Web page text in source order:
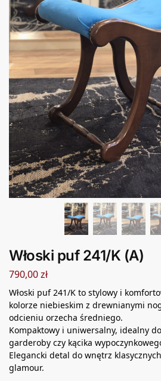
Włoski puf 241/K (A)
790,00zł
Włoski puf 241/K to stylowy i
kolorze niebieskim z drewnianymi
odcieniu orzecha średniego.
Kompaktowy i uniwersalny, idealny
garderoby czy kącika
Elegancki detal do wnętrz
glamour.